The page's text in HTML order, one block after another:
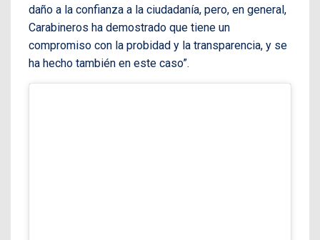
daño a la confianza a la ciudadanía, pero, en general,
Carabineros ha demostrado que tiene un
compromiso con la probidad y la transparencia, y se
ha hecho también en este caso”.